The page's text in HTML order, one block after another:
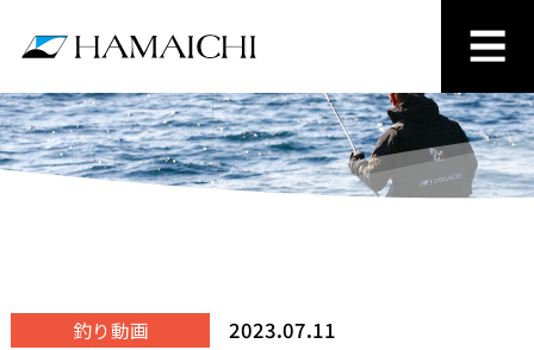
釣り動画 2023.07.11